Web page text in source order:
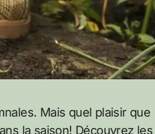
la saison! Découvrez les